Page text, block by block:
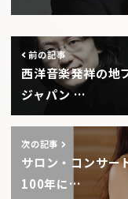
前の記事
西洋音楽発祥の地
ジャパン …
次の記事
サロン・コンサー
100年に…